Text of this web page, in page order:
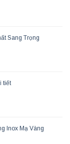
Sang Trọng
tiết
Inox Mạ Vàng